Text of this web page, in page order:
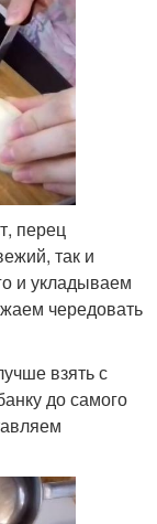
перец
так и
и укладываем
чередовать
взять с
до самого